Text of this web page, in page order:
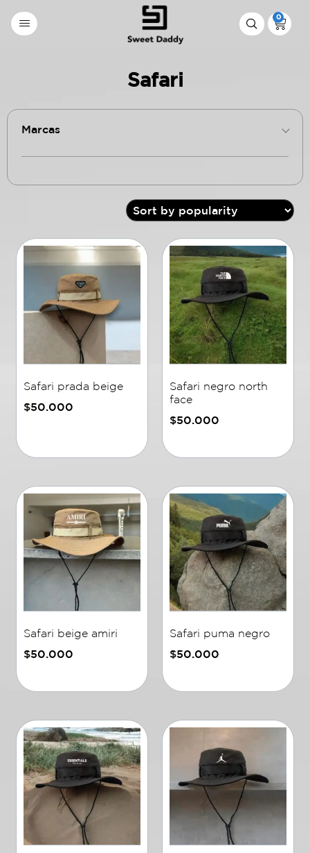
0
Safari
Marcas
Safari prada beige
$50.000
Safari negro north
face
$50.000
Safari beige amiri
$50.000
Safari puma negro
$50.000